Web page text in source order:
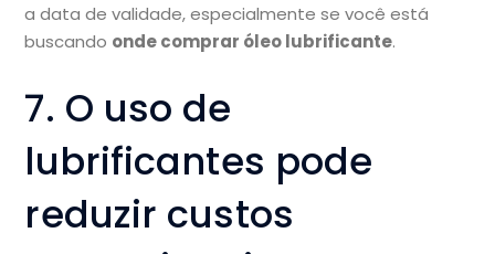
a data de validade, especialmente se você está
buscando onde comprar óleo lubrificante.
7. O uso de
lubrificantes pode
reduzir custos